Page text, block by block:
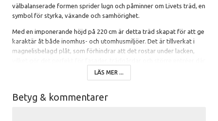
välbalanserade formen sprider lugn och påminner om Livets träd, en
symbol för styrka, växande och samhörighet.
Med en imponerande höjd på 220 cm är detta träd skapat för att ge
karaktär åt både inomhus- och utomhusmiljöer. Det är tillverkat i
magnelisbelagd plåt, som förhindrar att det rostar under lacken,
det kan utsättas för väder och vind.
skönhet i ditt hem eller utomhusrum.
LÄS MER ...
Betyg & kommentarer